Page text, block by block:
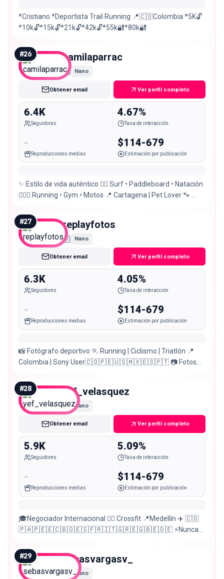
*Cristiano *Deportista Trail Running 📍🇨🇴Colombia *5K🔓
*10k🔓*15k🔓*21k🔓*42k🔓*55k🔐*80k🔐
#26 camilaparrac
Nano
Obtener email Ver perfil completo
6.4K
Seguidores
4.67%
Tasa de interacción
-
Reproducciones medias
$114-679
Estimación por publicación
✨ Estilo de vida auténtico 🏄‍♀️ Surf • Paddleboard • Natación
🏃🏼‍♀️ Running • Gym • Motos 📍 Cartagena | Pet Lover 🐾 👷🏼‍♀️
#27 replayfotos
Nano
Obtener email Ver perfil completo
6.3K
Seguidores
4.05%
Tasa de interacción
-
Reproducciones medias
$114-679
Estimación por publicación
📸 Fotógrafo deportivo 🏃 Running | Ciclismo | Triatlón 📍
Colombia | Sony User🇨🇴🇵🇪🇺🇸🇲🇽🇪🇸🇵🇹 📷 Fotos
#28 yef_velasquez
Nano
Obtener email Ver perfil completo
5.9K
Seguidores
5.09%
Tasa de interacción
-
Reproducciones medias
$114-679
Estimación por publicación
🎓Negociador Internacional 🏋️‍♂️ Crossfit 📍Medellín ✈️ 🇨🇴
🇵🇦🇵🇪🇪🇨🇧🇴🇪🇸🇫🇷🇮🇹🇬🇷🇪🇬🇧🇪🇩🇪 ⚡️Nunca
#29 sebasvargasv_
Nano